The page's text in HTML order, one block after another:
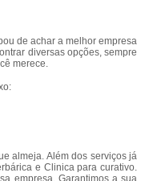
de achar a melhor empresa
diversas opções, sempre
merece.
almeja. Além dos serviços já
e Clinica para curativo.
empresa. Garantimos a sua